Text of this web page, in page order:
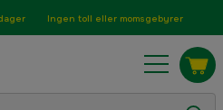
Ingen toll eller momsgebyrer